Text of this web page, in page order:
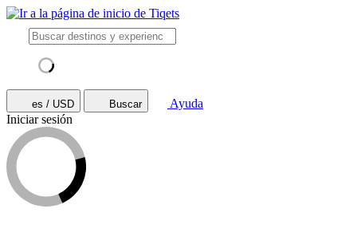
es / USD Buscar
Ayuda
Iniciar sesión